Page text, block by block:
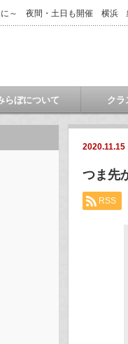
に～ 夜間・土日も開催 横浜
らぼについて クラ
2020.11.15
つま先
RSS